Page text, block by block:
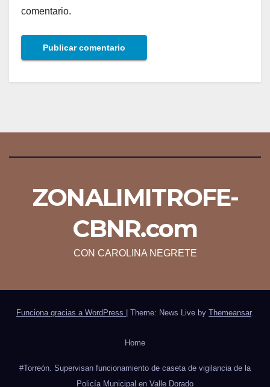
comentario.
ZONALIMITROFE-
CBNR.com
CON CAROLINA NEGRETE
Funciona gracias a WordPress Theme: News Live by Themeansar.
Home
#Torreón. Supervisan funcionamiento de caseta de vigilancia de la
Policía Municipal en Valle Dorado